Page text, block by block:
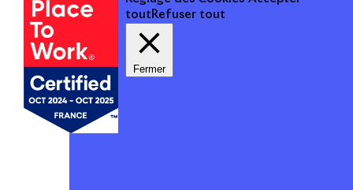
tout Refuser tout
Fermer